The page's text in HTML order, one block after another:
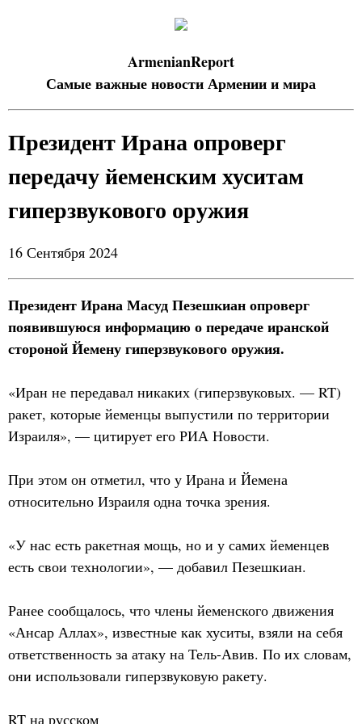
ArmenianReport
Самые важные новости Армении и мира
Президент Ирана опроверг
передачу йеменским хуситам
гиперзвукового оружия
16 Сентября 2024
Президент Ирана Масуд Пезешкиан опроверг
появившуюся информацию о передаче иранской
стороной Йемену гиперзвукового оружия.
«Иран не передавал никаких (гиперзвуковых. — RT)
ракет, которые йеменцы выпустили по территории
Израиля», — цитирует его РИА Новости.
При этом он отметил, что у Ирана и Йемена
относительно Израиля одна точка зрения.
«У нас есть ракетная мощь, но и у самих йеменцев
есть свои технологии», — добавил Пезешкиан.
Ранее сообщалось, что члены йеменского движения
«Ансар Аллах», известные как хуситы, взяли на себя
ответственность за атаку на Тель-Авив. По их словам,
они использовали гиперзвуковую ракету.
RT на русском